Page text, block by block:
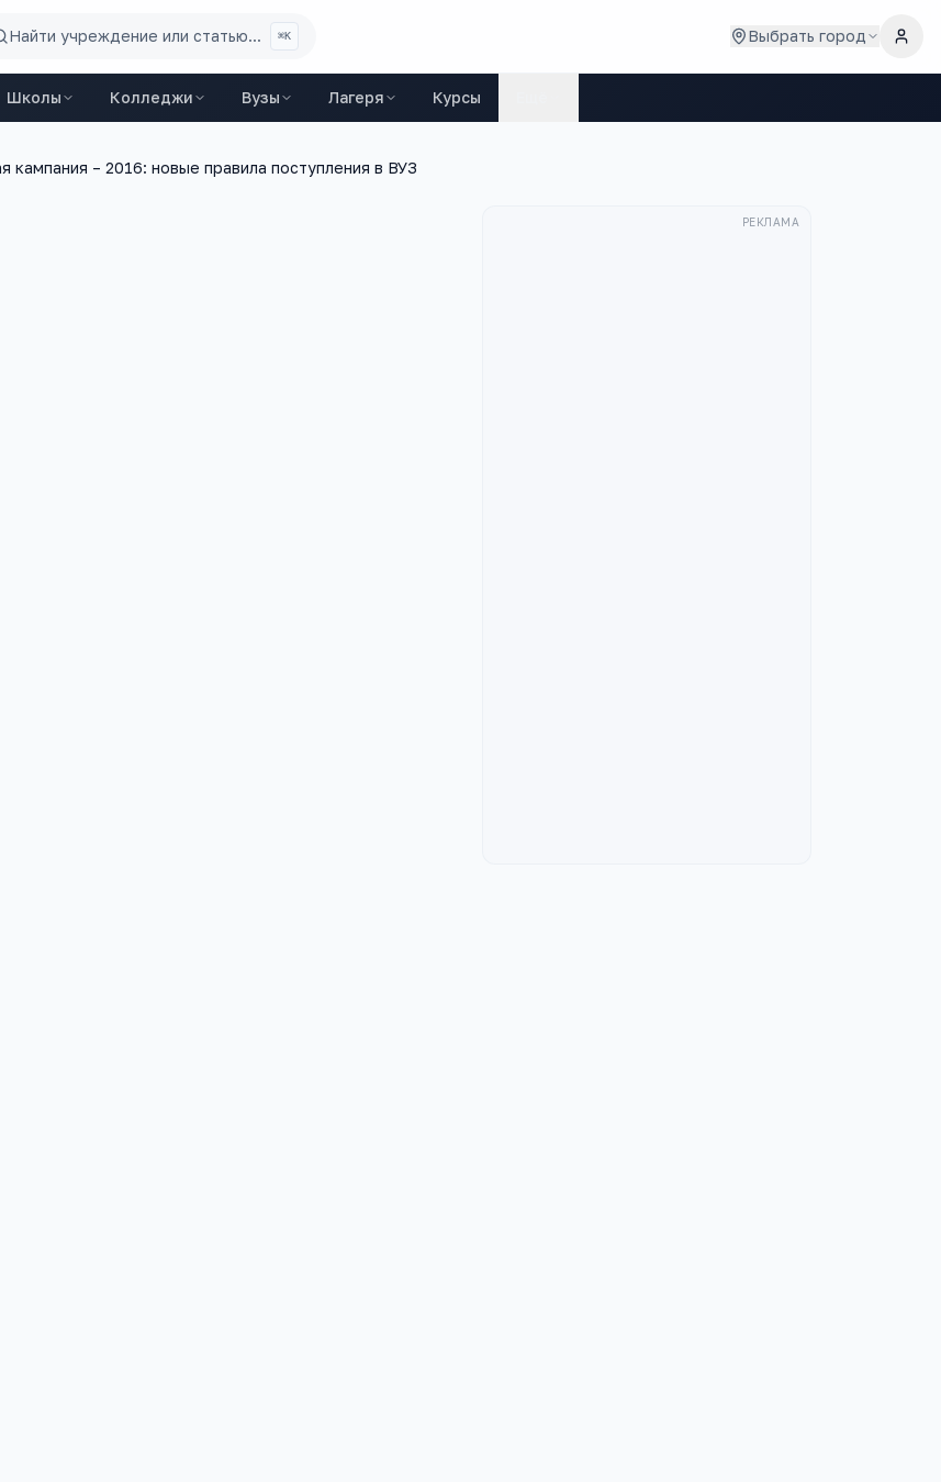
Найти учреждение или статью... ⌘K Выбрать город
Школы Колледжи Вузы Лагеря Курсы
кампания – 2016: новые правила поступления в ВУЗ
РЕКЛАМА